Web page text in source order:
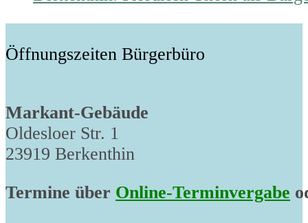
Öffnungszeiten Bürgerbüro
Markant-Gebäude
Oldesloer Str. 1
23919 Berkenthin
Termine über Online-Terminvergabe